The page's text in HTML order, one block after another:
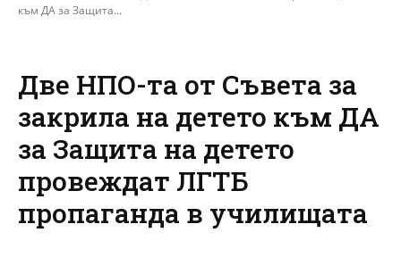
към ДА за Защита...
Две НПО-та от Съвета за
закрила на детето към ДА
за Защита на детето
провеждат ЛГТБ
пропаганда в училищата